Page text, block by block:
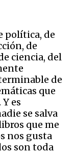
política, de
de
ciencia, del
de
que
es
se salva
que me
nos gusta
son toda